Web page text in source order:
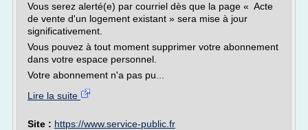
Vous serez alerté(e) par courriel dès que la page « Acte
de vente d'un logement existant » sera mise à jour
significativement.
Vous pouvez à tout moment supprimer votre abonnement
dans votre espace personnel.
Votre abonnement n'a pas pu...
Lire la suite
Site : https://www.service-public.fr